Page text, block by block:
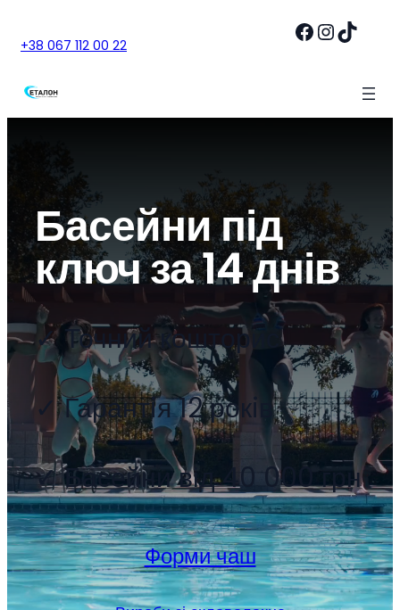
до+38 067 112 00 22
Facebook InstagramTikTok
Басейни під
ключ за 14 днів
✓ Точний кошторис
✓ Гарантiя 12 рокiв
✓ Басейни від 40 000 грн
Форми чаш